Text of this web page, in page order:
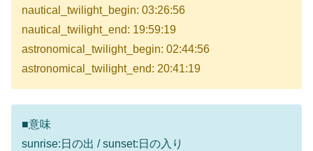
nautical_twilight_begin: 03:26:56
nautical_twilight_end: 19:59:19
astronomical_twilight_begin: 02:44:56
astronomical_twilight_end: 20:41:19
■意味
sunrise:日の出 / sunset:日の入り